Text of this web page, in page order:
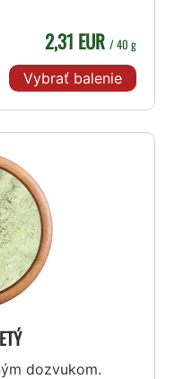
2,31 EUR / 40 g
Vybrať balenie
dozvukom.